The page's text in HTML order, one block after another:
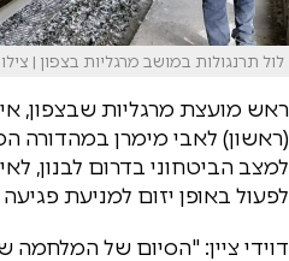
לול תרנגולות במושב מרגליות בצפון |
ראש מועצת מרגליות שבצפון,
(ראשון) לאבי מימרן במהדורה
למצב הביטחוני בדרום לבנון,
לפעול באופן יזום למניעת
דוידי ציין: "הסיום של